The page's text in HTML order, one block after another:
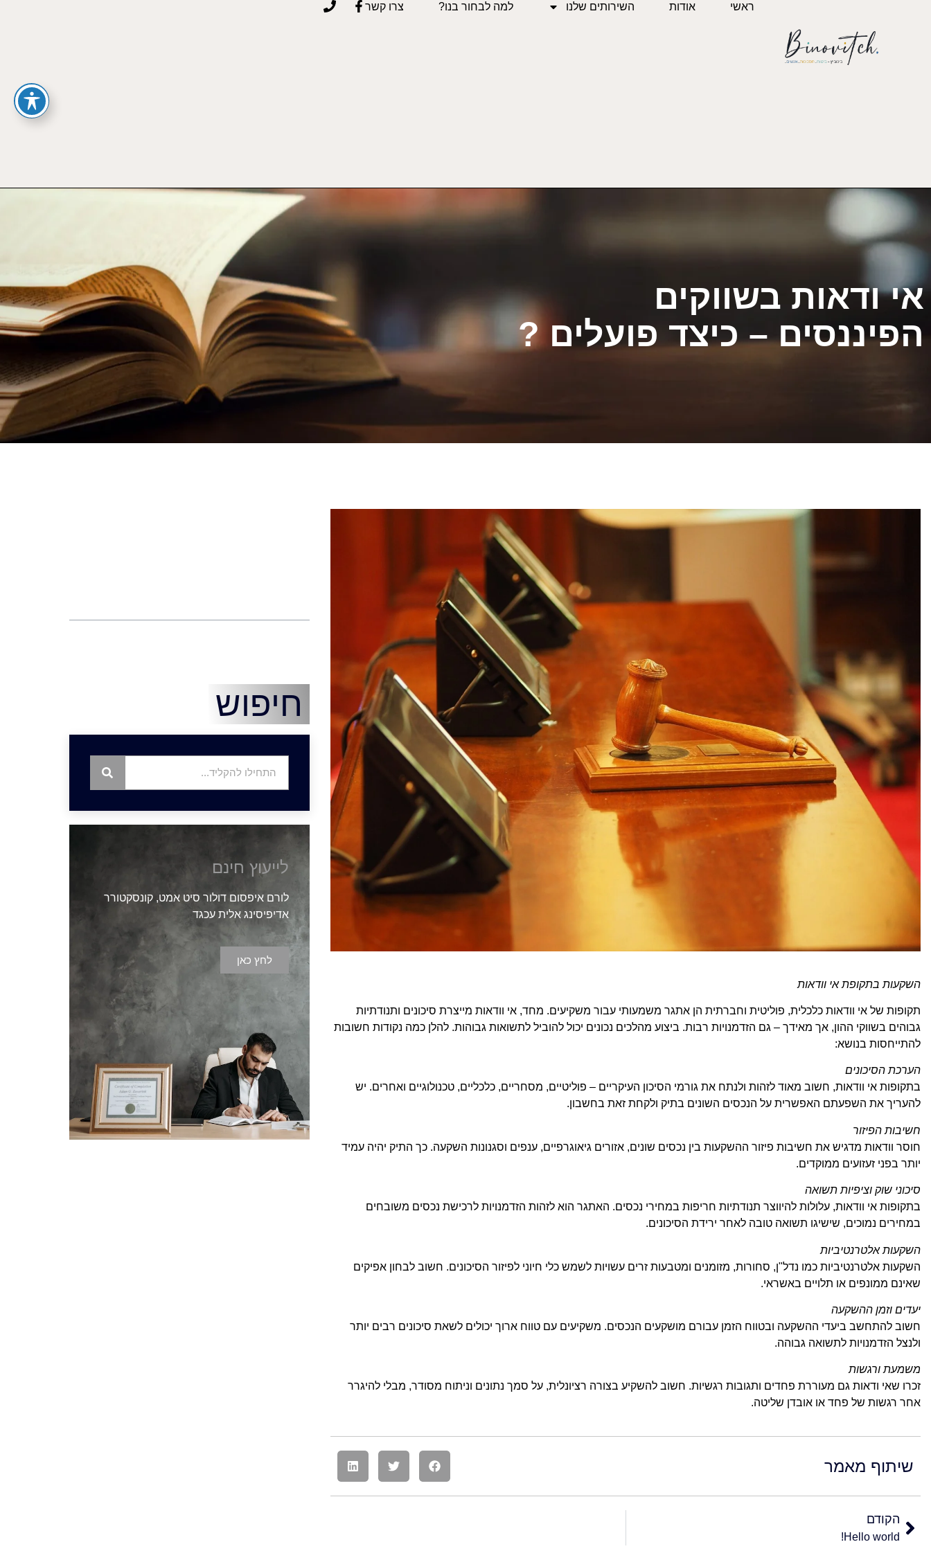
ראשי אודות השירותים שלנו למה לבחור בנו? צרו קשר
אי ודאות בשווקים
הפיננסים – כיצד פועלים ?
השקעות בתקופת אי וודאות
תקופות של אי וודאות כלכלית, פוליטית וחברתית הן אתגר משמעותי עבור משקיעים. מחד, אי וודאות מייצרת סיכונים ותנודתיות
גבוהים בשווקי ההון, אך מאידך – גם הזדמנויות רבות. ביצוע מהלכים נכונים יכול להוביל לתשואות גבוהות. להלן כמה נקודות חשובות
להתייחסות בנושא:
הערכת הסיכונים
בתקופות אי וודאות, חשוב מאוד לזהות ולנתח את גורמי הסיכון העיקריים – פוליטיים, מסחריים, כלכליים, טכנולוגיים ואחרים. יש
להעריך את השפעתם האפשרית על הנכסים השונים בתיק ולקחת זאת בחשבון.
חשיבות הפיזור
חוסר וודאות מדגיש את חשיבות פיזור ההשקעות בין נכסים שונים, אזורים גיאוגרפיים, ענפים וסגנונות השקעה. כך התיק יהיה עמיד
יותר בפני זעזועים ממוקדים.
סיכוני שוק וציפיות תשואה
בתקופות אי וודאות, עלולות להיווצר תנודתיות חריפות במחירי נכסים. האתגר הוא לזהות הזדמנויות לרכישת נכסים משובחים
במחירים נמוכים, שישיגו תשואה טובה לאחר ירידת הסיכונים.
השקעות אלטרנטיביות
השקעות אלטרנטיביות כמו נדל"ן, סחורות, מזומנים ומטבעות זרים עשויות לשמש כלי חיוני לפיזור הסיכונים. חשוב לבחון אפיקים
שאינם ממונפים או תלויים באשראי.
יעדים וזמן ההשקעה
חשוב להתחשב ביעדי ההשקעה ובטווח הזמן עבורם מושקעים הנכסים. משקיעים עם טווח ארוך יכולים לשאת סיכונים רבים יותר
ולנצל הזדמנויות לתשואה גבוהה.
משמעת ורגשות
זכרו שאי ודאות גם מעוררת פחדים ותגובות רגשיות. חשוב להשקיע בצורה רציונלית, על סמך נתונים וניתוח מסודר, מבלי להיגרר
אחר רגשות של פחד או אובדן שליטה.
שיתוף מאמר
הקודם
Hello world!
חיפוש
לייעוץ חינם
לורם איפסום דולור סיט אמט, קונסקטורר
אדיפיסינג אלית עכגד
לחץ כאן